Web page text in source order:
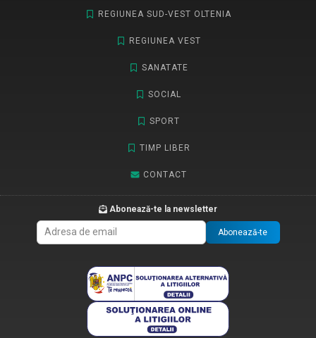
REGIUNEA SUD-VEST OLTENIA
REGIUNEA VEST
SANATATE
SOCIAL
SPORT
TIMP LIBER
CONTACT
Abonează-te la newsletter
Abonează-te